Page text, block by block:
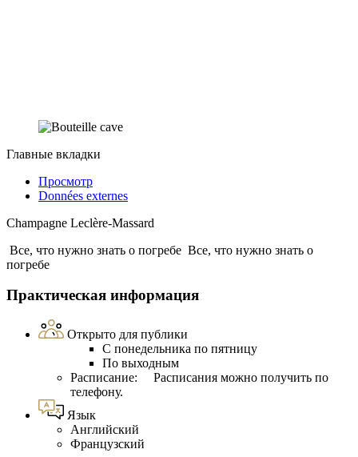
Главные вкладки
Просмотр
Données externes
Champagne Leclère-Massard
Все, что нужно знать о погребе Все, что нужно знать о
погребе
Практическая информация
Открыто для публики
С понедельника по пятницу
По выходным
Расписание: Расписания можно получить по
телефону.
Язык
Английский
Французский